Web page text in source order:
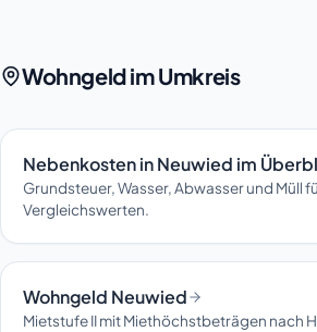
Wohngeld im Umkreis
Nebenkosten in Neuwied im
Grundsteuer, Wasser, Abwasser und Müll
Vergleichswerten.
Wohngeld Neuwied
Mietstufe II mit Miethöchstbeträgen nach